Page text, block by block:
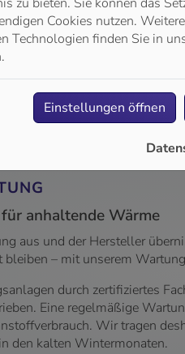
aus
anhaltende Wärme
aus und der Hersteller
bleiben – mit unserem
durch zertifiziertes
Eine regelmäßige
Wir tragen
den kalten Wintermonaten.
Cookies nutzen.
Technologien finden Sie in
Einstellungen öffnen